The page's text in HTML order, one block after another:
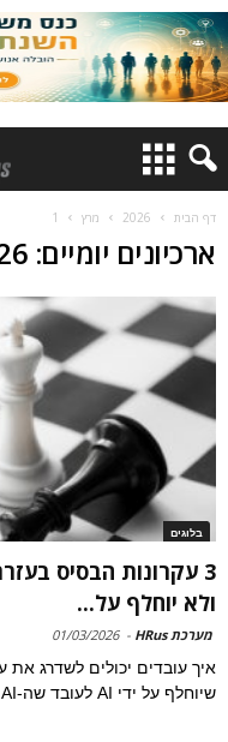
דף הבית 2026 מרץ 1
ארכיונים יומיים: 01/03/2026
בלוגים
ולא יוחלף על...
מערכת HRus -
01/03/2026
איך עובדים יכולים לשדרג
שיוחלף על ידי AI לעובד שה-AI זקוקה לו